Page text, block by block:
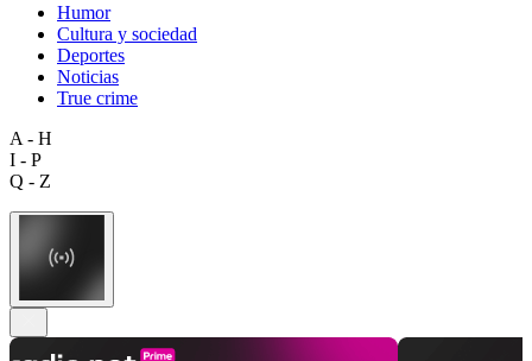
Humor
Cultura y sociedad
Deportes
Noticias
True crime
A - H
I - P
Q - Z